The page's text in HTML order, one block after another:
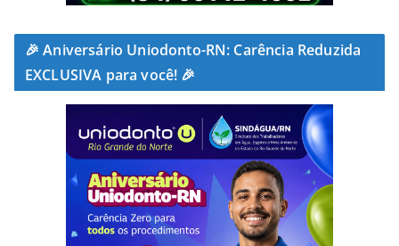
🎉 Aniversário Uniodonto-RN: Carência Reduzida
EXCLUSIVA para você! 🎉